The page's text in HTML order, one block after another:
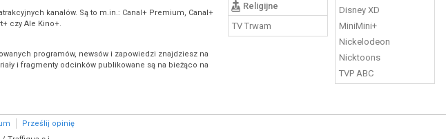
Religijne
TV Trwam
Disney XD
MiniMini+
Nickelodeon
Nicktoons
TVP ABC
kanałów. Są to m.in.: Canal+ Premium, Canal+
czy Ale Kino+.
programów, newsów i zapowiedzi znajdziesz na
i fragmenty odcinków publikowane są na bieżąco na
Prześlij opinię